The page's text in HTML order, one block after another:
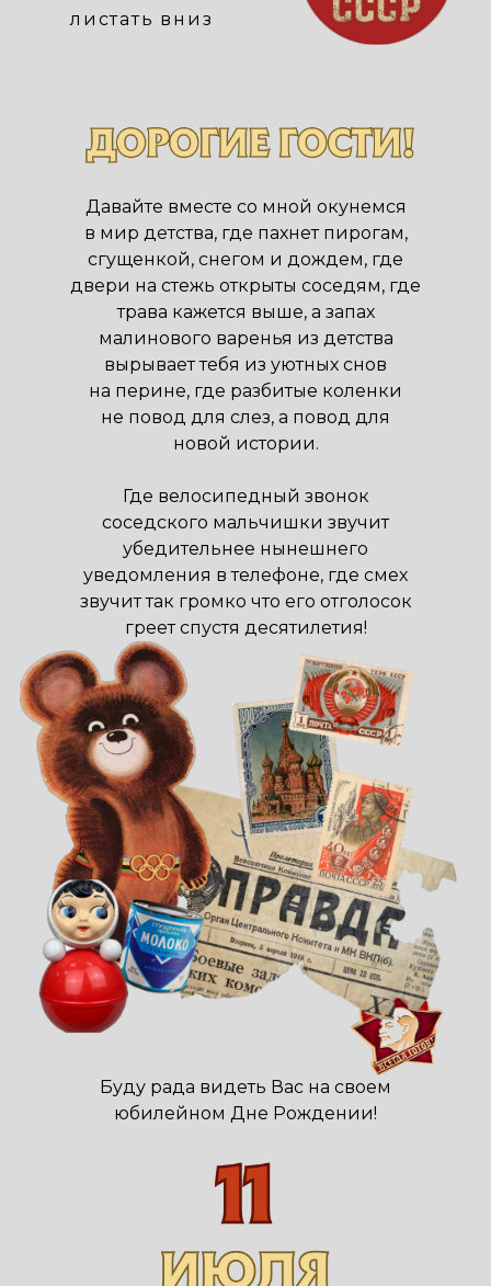
листать вниз
Давайте вместе со мной окунемся
в мир детства, где пахнет пирогам,
сгущенкой, снегом и дождем, где
двери на стежь открыты соседям, где
трава кажется выше, а запах
малинового варенья из детства
вырывает тебя из уютных снов
на перине, где разбитые коленки
не повод для слез, а повод для
новой истории.
Где велосипедный звонок
соседского мальчишки звучит
убедительнее нынешнего
уведомления в телефоне, где смех
звучит так громко что его отголосок
греет спустя десятилетия!
Буду рада видеть Вас на своем
юбилейном Дне Рождении!